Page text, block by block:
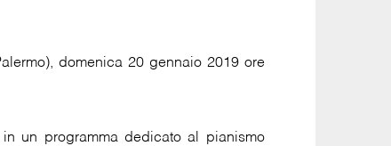
domenica 20 gennaio 2019 ore
un programma dedicato al pianismo